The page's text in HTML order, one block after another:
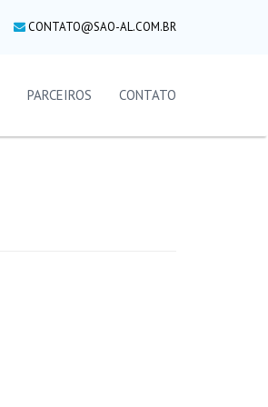
CONTATO@SAO-AL.COM.BR
PARCEIROS CONTATO